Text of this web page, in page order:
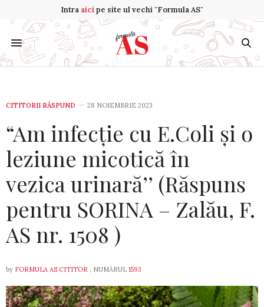
Intra aicipe site ul vechi "Formula AS"
CITITORII RĂSPUND 28 NOIEMBRIE 2023
“Am infecție cu E.Coli și o
leziune micotică în
vezica urinară’’ (Răspuns
pentru SORINA – Zalău, F.
AS nr. 1508 )
by FORMULA AS CITITOR , NUMĂRUL 1593